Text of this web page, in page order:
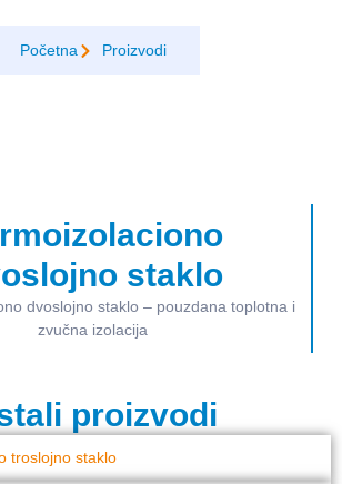
Početna Proizvodi
staklo
proizvodi
troslojno staklo